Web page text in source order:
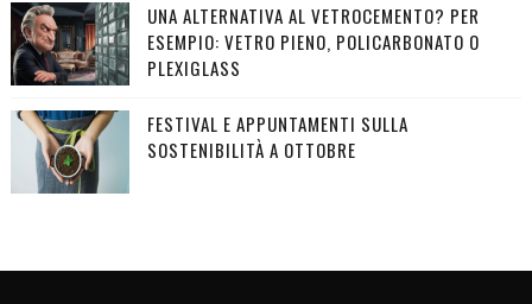
UNA ALTERNATIVA AL VETROCEMENTO? PER
ESEMPIO: VETRO PIENO, POLICARBONATO O
PLEXIGLASS
FESTIVAL E APPUNTAMENTI SULLA
SOSTENIBILITÀ A OTTOBRE